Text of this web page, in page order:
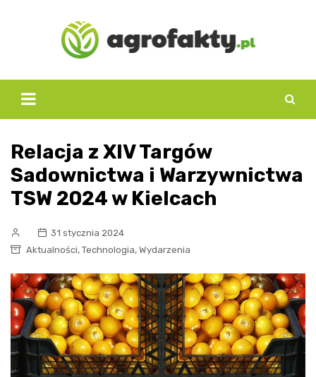
Relacja z XIV Targów
Sadownictwa i Warzywnictwa
TSW 2024 w Kielcach
31 stycznia 2024
Aktualności, Technologia, Wydarzenia